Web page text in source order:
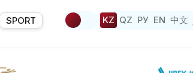
SPORT KZ QZ РУ EN 中文